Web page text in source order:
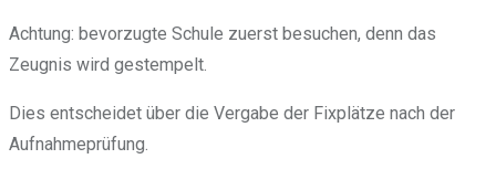
Achtung: bevorzugte Schule zuerst besuchen, denn das
Zeugnis wird gestempelt.
Dies entscheidet über die Vergabe der Fixplätze nach der
Aufnahmeprüfung.